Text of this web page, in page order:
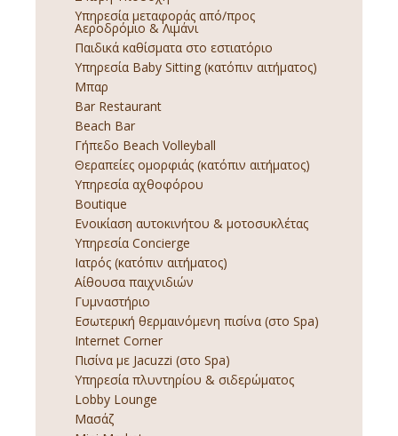
Υπηρεσία μεταφοράς από/προς
Αεροδρόμιο & Λιμάνι
Παιδικά καθίσματα στο εστιατόριο
Υπηρεσία Baby Sitting (κατόπιν αιτήματος)
Μπαρ
Bar Restaurant
Beach Bar
Γήπεδο Beach Volleyball
Θεραπείες ομορφιάς (κατόπιν αιτήματος)
Υπηρεσία αχθοφόρου
Boutique
Ενοικίαση αυτοκινήτου & μοτοσυκλέτας
Υπηρεσία Concierge
Ιατρός (κατόπιν αιτήματος)
Αίθουσα παιχνιδιών
Γυμναστήριο
Εσωτερική θερμαινόμενη πισίνα (στο Spa)
Internet Corner
Πισίνα με Jacuzzi (στο Spa)
Υπηρεσία πλυντηρίου & σιδερώματος
Lobby Lounge
Μασάζ